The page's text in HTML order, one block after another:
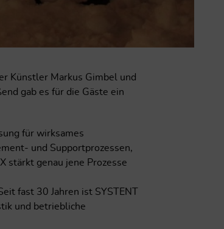
Künstler Markus Gimbel und
gab es für die Gäste ein
für wirksames
und Supportprozessen,
stärkt genau jene Prozesse
fast 30 Jahren ist SYSTENT
und betriebliche